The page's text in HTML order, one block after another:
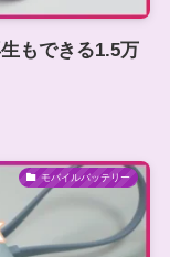
もできる1.5万
モバイルバッテリー